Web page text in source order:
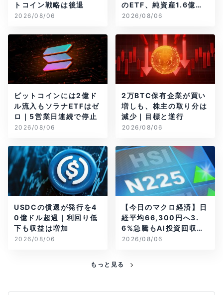
トコイン戦略は後退
2026/08/06
のETF、純資産1.6億ド
ル減
2026/08/06
ビットコインには2億ド
ル流入もソラナETFはゼ
ロ｜5営業日連続で停止
2026/08/06
2万BTC保有企業が買い
増しも、株主の取り分は
減少｜目標と逆行
2026/08/06
USDCの償還が発行を4
0億ドル超過｜利回り低
下も収益は増加
2026/08/06
【今日のマクロ経済】日
経平均66,300円へ3.
6%急騰もAI投資回収懸
念が再燃
2026/08/06
もっと見る